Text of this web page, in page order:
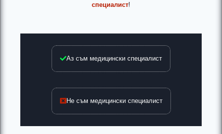
специалист!
Аз съм медицински специалист
Не съм медицински специалист